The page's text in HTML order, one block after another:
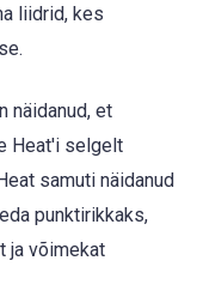
liidrid, kes
näidanud, et
Heat'i selgelt
samuti näidanud
punktirikkaks,
ja võimekat